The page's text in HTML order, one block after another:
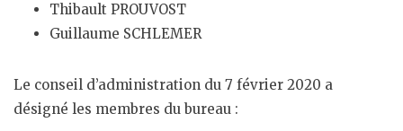
Thibault PROUVOST
Guillaume SCHLEMER
Le conseil d’administration du 7 février 2020 a
désigné les membres du bureau :